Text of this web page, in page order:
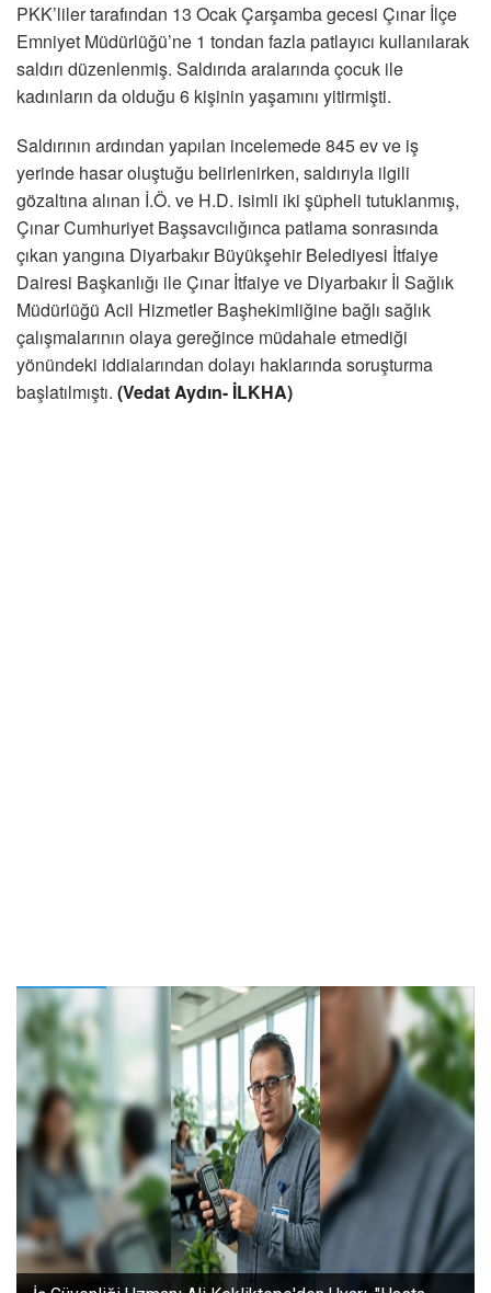
PKK’liler tarafından 13 Ocak Çarşamba gecesi Çınar İlçe
Emniyet Müdürlüğü’ne 1 tondan fazla patlayıcı kullanılarak
saldırı düzenlenmiş. Saldırıda aralarında çocuk ile
kadınların da olduğu 6 kişinin yaşamını yitirmişti.
Saldırının ardından yapılan incelemede 845 ev ve iş
yerinde hasar oluştuğu belirlenirken, saldırıyla ilgili
gözaltına alınan İ.Ö. ve H.D. isimli iki şüpheli tutuklanmış,
Çınar Cumhuriyet Başsavcılığınca patlama sonrasında
çıkan yangına Diyarbakır Büyükşehir Belediyesi İtfaiye
Dairesi Başkanlığı ile Çınar İtfaiye ve Diyarbakır İl Sağlık
Müdürlüğü Acil Hizmetler Başhekimliğine bağlı sağlık
çalışmalarının olaya gereğince müdahale etmediği
yönündeki iddialarından dolayı haklarında soruşturma
başlatılmıştı. (Vedat Aydın- İLKHA)